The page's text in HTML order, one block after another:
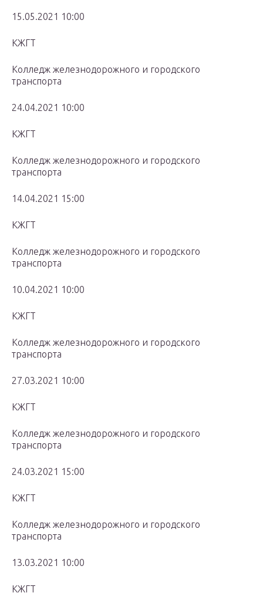
15.05.2021 10:00
КЖГТ
Колледж железнодорожного и городского
транспорта
24.04.2021 10:00
КЖГТ
Колледж железнодорожного и городского
транспорта
14.04.2021 15:00
КЖГТ
Колледж железнодорожного и городского
транспорта
10.04.2021 10:00
КЖГТ
Колледж железнодорожного и городского
транспорта
27.03.2021 10:00
КЖГТ
Колледж железнодорожного и городского
транспорта
24.03.2021 15:00
КЖГТ
Колледж железнодорожного и городского
транспорта
13.03.2021 10:00
КЖГТ